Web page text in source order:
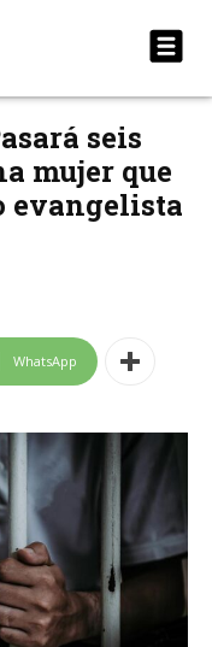
seis
mujer que
evangelista
WhatsApp